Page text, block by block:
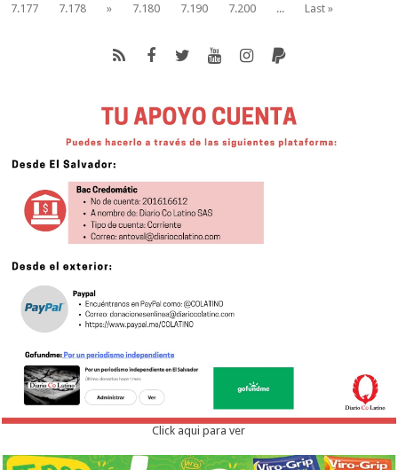
7.177
7.178 » 7.180 7.190 7.200 ... Last »
Click aqui para ver